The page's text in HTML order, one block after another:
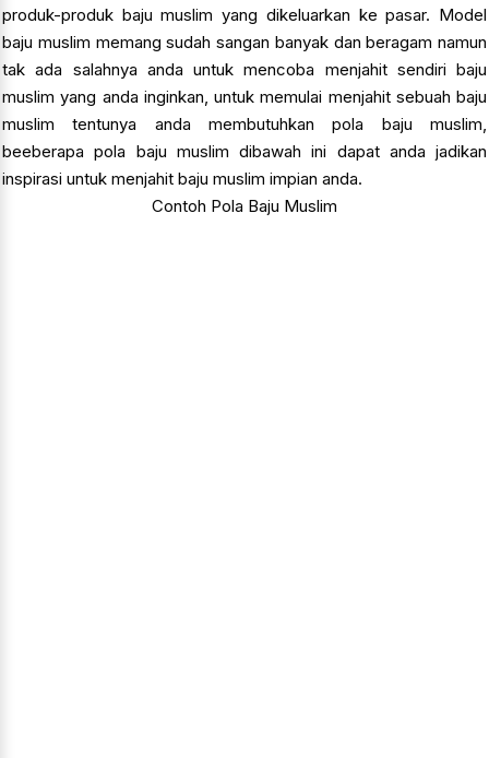
produk-produk baju muslim yang dikeluarkan ke pasar. Model
baju muslim memang sudah sangan banyak dan beragam namun
tak ada salahnya anda untuk mencoba menjahit sendiri baju
muslim yang anda inginkan, untuk memulai menjahit sebuah baju
muslim tentunya anda membutuhkan pola baju muslim,
beeberapa pola baju muslim dibawah ini dapat anda jadikan
inspirasi untuk menjahit baju muslim impian anda.
Contoh Pola Baju Muslim